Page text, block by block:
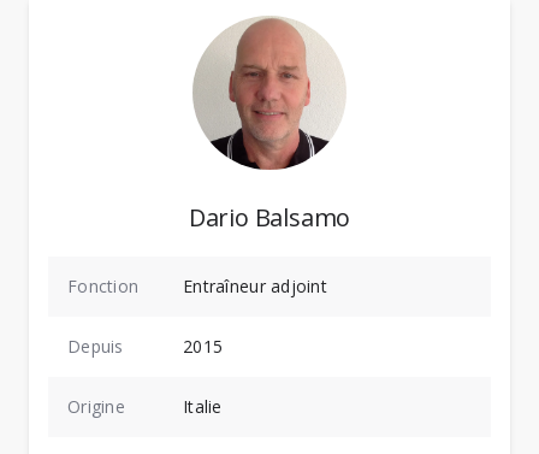
Dario Balsamo
Fonction Entraîneur adjoint
Depuis 2015
Origine Italie